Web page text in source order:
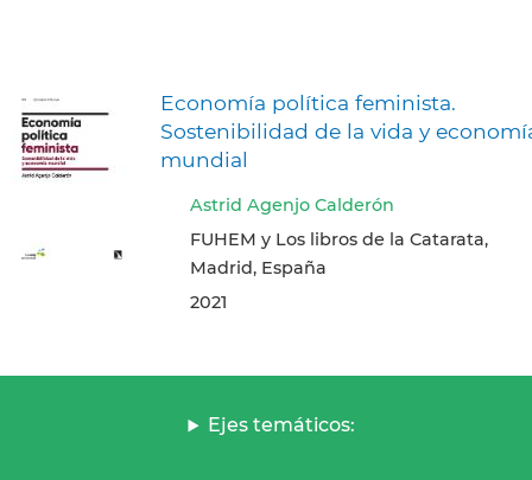
Economía política feminista.
Sostenibilidad de la vida y
mundial
Astrid Agenjo Calderón
FUHEM y Los libros de la Catarata,
Madrid, España
2021
Ejes temáticos: